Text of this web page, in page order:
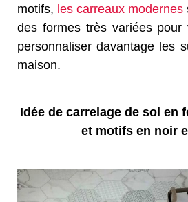
motifs, les carreaux modernes
des formes très variées pour
personnaliser davantage les
maison.
Idée de carrelage de sol en
et motifs en noir